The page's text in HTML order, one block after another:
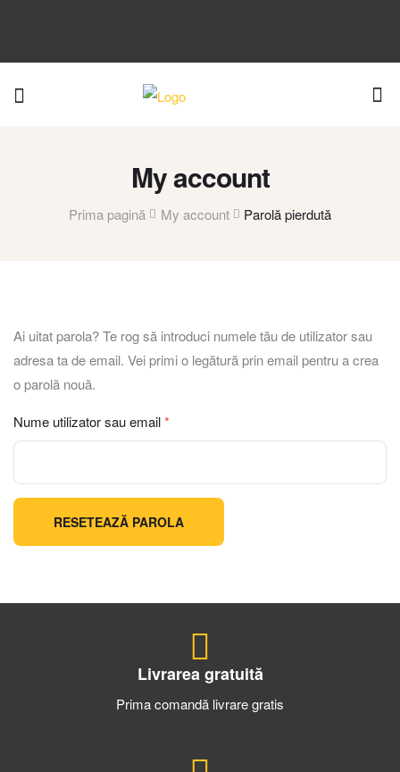
My account
Prima pagină My account Parolă pierdută
Ai uitat parola? Te rog să introduci numele tău de utilizator sau
adresa ta de email. Vei primi o legătură prin email pentru a crea
o parolă nouă.
Nume utilizator sau email*
RESETEAZĂ PAROLA
Livrarea gratuită
Prima comandă livrare gratis